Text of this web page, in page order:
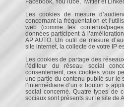
Facebook, YouTube, Twitter et
Les cookies de mesure
concernant la fréquentation et
web (comme les contenus/
données participent à
AP AUTO. Un outil de mesure
site internet, la collecte de votre IP
Les cookies de partage des
l’éditeur du réseau social
consentement, ces cookies vous
une partie du contenu publié sur le
l’intermédiaire d’un « bouton »
social concerné. Quatre types de
sociaux sont présents sur le site de